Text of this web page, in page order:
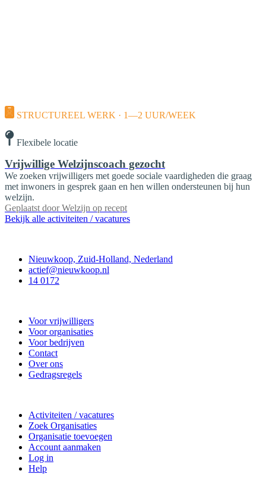
STRUCTUREEL WERK · 1—2 UUR/WEEK
Flexibele locatie
Vrijwillige Welzijnscoach gezocht
We zoeken vrijwilligers met goede sociale vaardigheden die graag
met inwoners in gesprek gaan en hen willen ondersteunen bij hun
welzijn.
Geplaatst door Welzijn op recept
Bekijk alle activiteiten / vacatures
Nieuwkoop, Zuid-Holland, Nederland
actief@nieuwkoop.nl
14 0172
Voor vrijwilligers
Voor organisaties
Voor bedrijven
Contact
Over ons
Gedragsregels
Activiteiten / vacatures
Zoek Organisaties
Organisatie toevoegen
Account aanmaken
Log in
Help